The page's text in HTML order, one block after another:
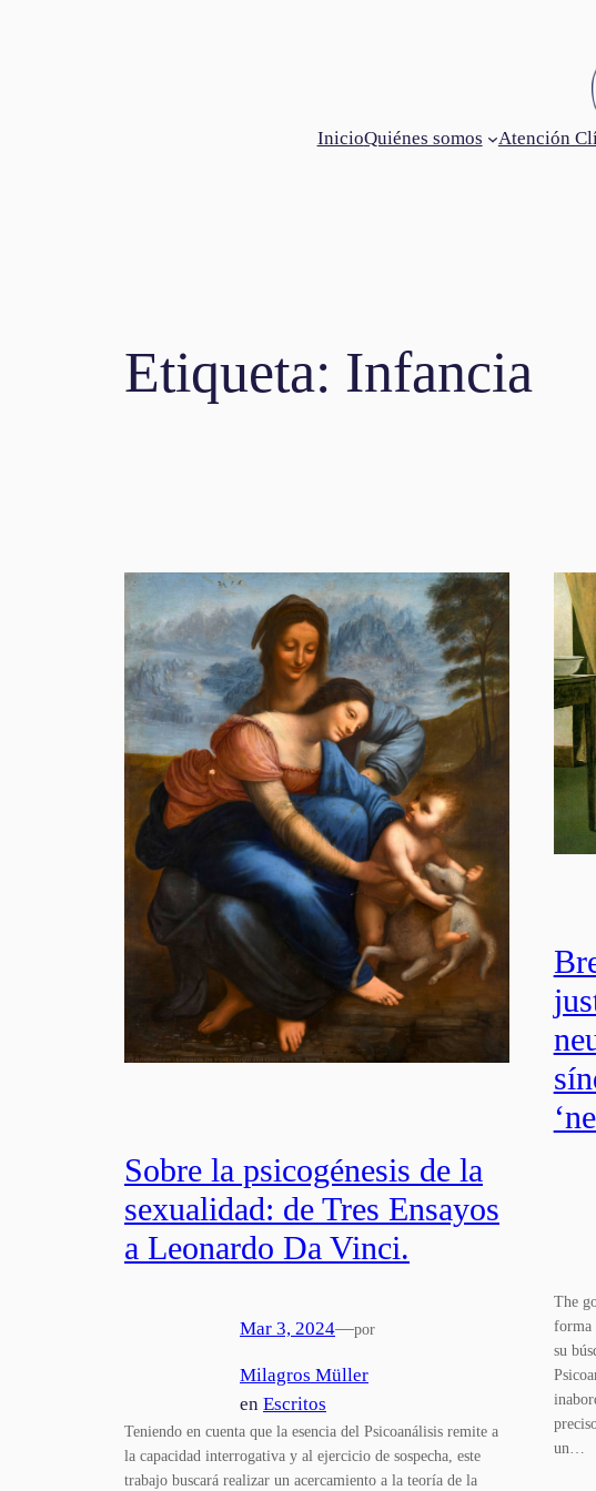
InicioQuiénes somos Atención
Etiqueta: Infancia
Sobre la psicogénesis de la
sexualidad: de Tres Ensayos
a Leonardo Da Vinci.
Mar 3, 2024—por
Milagros Müller
en Escritos
Teniendo en cuenta que la esencia del Psicoanálisis remite a
la capacidad interrogativa y al ejercicio de sospecha, este
trabajo buscará realizar un acercamiento a la teoría de la
The
forma
su
un…